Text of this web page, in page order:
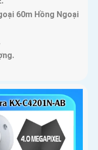
60m Hồng Ngoại